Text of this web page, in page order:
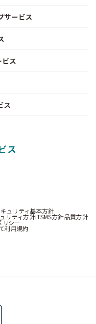
サービス
ス
ス
ス
ュリティ基本方針
リティ方針ITSMS方針品質方針
リシー
利用規約